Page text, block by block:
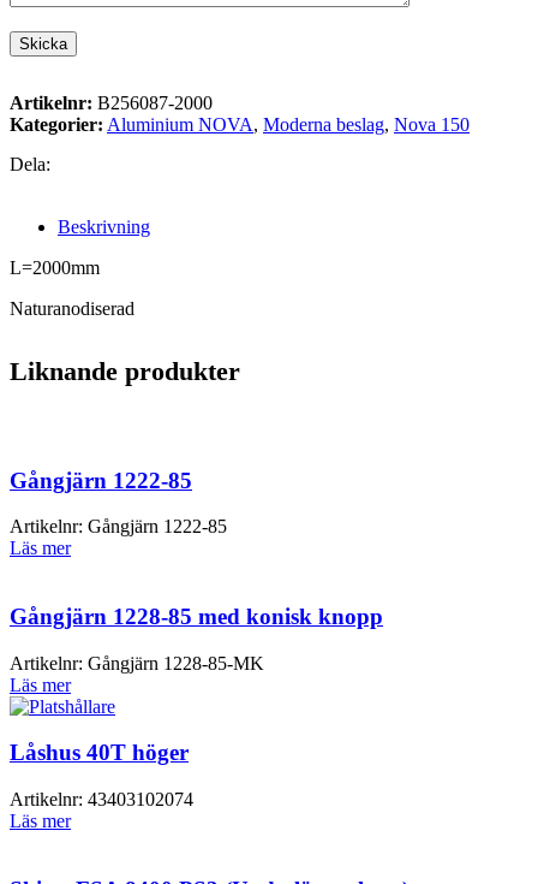
Artikelnr: B256087-2000
Kategorier: Aluminium NOVA, Moderna beslag, Nova 150
Dela:
Beskrivning
L=2000mm
Naturanodiserad
Liknande produkter
Gångjärn 1222-85
Artikelnr: Gångjärn 1222-85
Läs mer
Gångjärn 1228-85 med konisk knopp
Artikelnr: Gångjärn 1228-85-MK
Läs mer
Låshus 40T höger
Artikelnr: 43403102074
Läs mer